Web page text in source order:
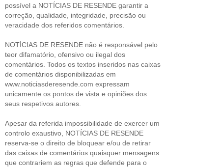
possível a NOTÍCIAS DE RESENDE garantir a
correção, qualidade, integridade, precisão ou
veracidade dos referidos comentários.
NOTÍCIAS DE RESENDE não é responsável pelo
teor difamatório, ofensivo ou ilegal dos
comentários. Todos os textos inseridos nas caixas
de comentários disponibilizadas em
www.noticiasderesende.com expressam
unicamente os pontos de vista e opiniões dos
seus respetivos autores.
Apesar da referida impossibilidade de exercer um
controlo exaustivo, NOTÍCIAS DE RESENDE
reserva-se o direito de bloquear e/ou de retirar
das caixas de comentários quaisquer mensagens
que contrariem as regras que defende para o